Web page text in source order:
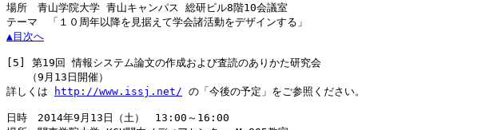
場所　青山学院大学 青山キャンパス 総研ビル8階10会議室
▲目次へ
[5]
第19回 情報システム論文の作成および査読のありかた研究会
（9月13日開催）
詳しくは
http://www.issj.net/ の「今後の予定」をご参照ください。
日時　2014年9月13日（土）　13:00～16:00